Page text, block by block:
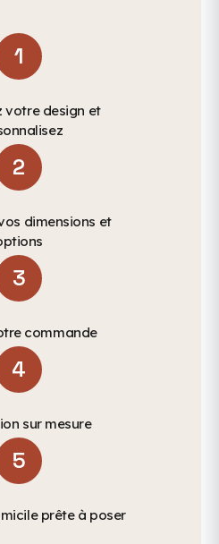
1
votre design et
2
dimensions et
3
commande
4
sur mesure
5
prête à poser